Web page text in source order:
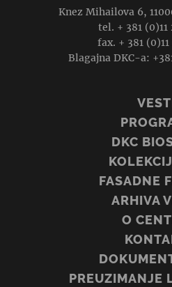
Knez Mihailova 6,
tel. + 381 (0)11
fax. + 381
Blagajna DKC-a:
DKC
FASADNE
ARHIVA
O
PREUZIMANJE